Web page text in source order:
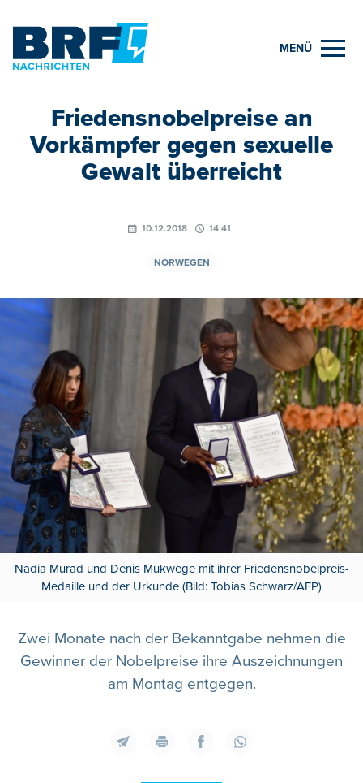
MENÜ
Friedensnobelpreise an
Vorkämpfer gegen sexuelle
Gewalt überreicht
10.12.2018 14:41
NORWEGEN
Nadia Murad und Denis Mukwege mit ihrer Friedensnobelpreis-
Medaille und der Urkunde (Bild: Tobias Schwarz/AFP)
Zwei Monate nach der Bekanntgabe nehmen die
Gewinner der Nobelpreise ihre Auszeichnungen
am Montag entgegen.